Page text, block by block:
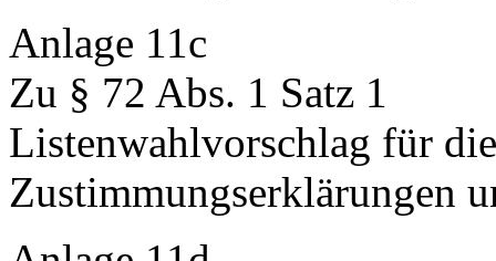
Anlage 11c
Zu § 72 Abs. 1 Satz 1
Listenwahlvorschlag für
Zustimmungserklärungen